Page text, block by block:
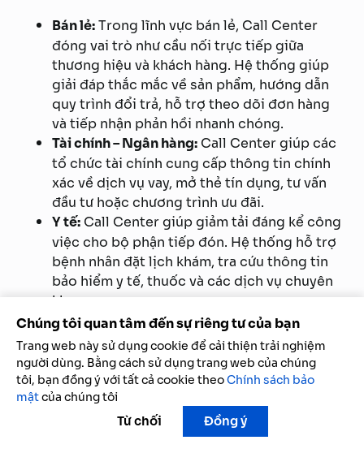
Bán lẻ:Trong lĩnh vực bán lẻ, Call Center
đóng vai trò như cầu nối trực tiếp giữa
thương hiệu và khách hàng. Hệ thống giúp
giải đáp thắc mắc về sản phẩm, hướng dẫn
quy trình đổi trả, hỗ trợ theo dõi đơn hàng
và tiếp nhận phản hồi nhanh chóng.
Tài chính – Ngân hàng: Call Center giúp các
tổ chức tài chính cung cấp thông tin chính
xác về dịch vụ vay, mở thẻ tín dụng, tư vấn
đầu tư hoặc chương trình ưu đãi.
Y tế: Call Center giúp giảm tải đáng kể công
việc cho bộ phận tiếp đón. Hệ thống hỗ trợ
bệnh nhân đặt lịch khám, tra cứu thông tin
bảo hiểm y tế, thuốc và các dịch vụ chuyên
khoa.
Du lịch và khách sạn:Đối với ngành du lịch –
khách sạn, Call Center là “trợ lý ảo” đắc lực
trong việc hỗ trợ khách đặt phòng, tư vấn
tour, gợi ý điểm đến, hay chia sẻ thông tin
về ẩm thực, đặc sản địa phương. Sự phản hồi
kịp thời và tận tâm từ tổng đài giúp doanh
nghiệp ghi điểm trong mắt du khách.
Chúng tôi quan tâm đến sự riêng tư của bạn
Trang web này sử dụng cookie để cải thiện trải nghiệm
người dùng. Bằng cách sử dụng trang web của chúng
tôi, bạn đồng ý với tất cả cookie theoChính sách bảo
mậtcủa chúng tôi
Từ chối Đồng ý